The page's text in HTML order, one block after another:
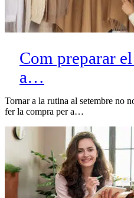
Com preparar
a…
Tornar a la rutina al setembre no
fer la compra per a…